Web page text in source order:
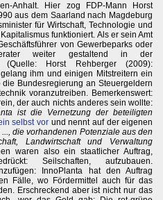
Anhalt. Hier zog FDP-Mann Horst
aus dem Saarland nach Magdeburg
für Wirtschaft, Technologie und
funktioniert. Als er sein Amt
von Gewerbeparks oder
weiter gestaltend in der
(Quelle: Horst Rehberger (2009):
ihm und einigen Mitstreitern ein
Bundesregierung an Steuergeldern
voranzutreiben. Bemerkenswert:
der auch nichts anderes sein wollte:
ist die Vernetzung der beteiligten
selbst vorund nennt auf der eigenen
die vorhandenen Potenziale aus den
Landwirtschaft und Verwaltung
waren also ein staatlicher Auftrag,
Seilschaften, aufzubauen.
InnoPlanta hat den Auftrag
Fälle, wo Fördermittel auch für das
Erschreckend aber ist nicht nur das